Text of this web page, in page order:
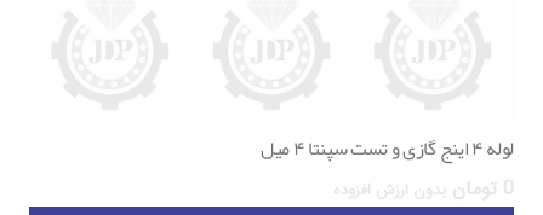
لوله ۴ اینج گازی و تست سپنتا ۴ میل
0 تومان بدون ارزش افزوده